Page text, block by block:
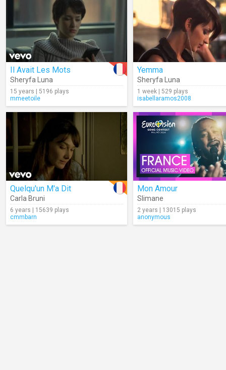
Il Avait Les Mots
Sheryfa Luna
15 years | 5196 plays
mmeetoile
Yemma
Sheryfa Luna
1 week | 529 plays
isabellaramos2008
Quelqu'un M'a Dit
Carla Bruni
6 years | 15639 plays
cmmbarn
Mon Amour
Slimane
2 years | 13015 plays
anonymous